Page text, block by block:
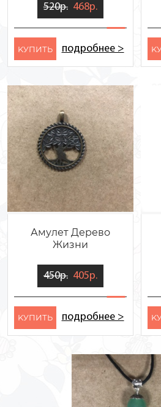
520р. 468р.
KУПИТЬ подробнее >
Амулет Дерево
Жизни
450р. 405р.
KУПИТЬ подробнее >